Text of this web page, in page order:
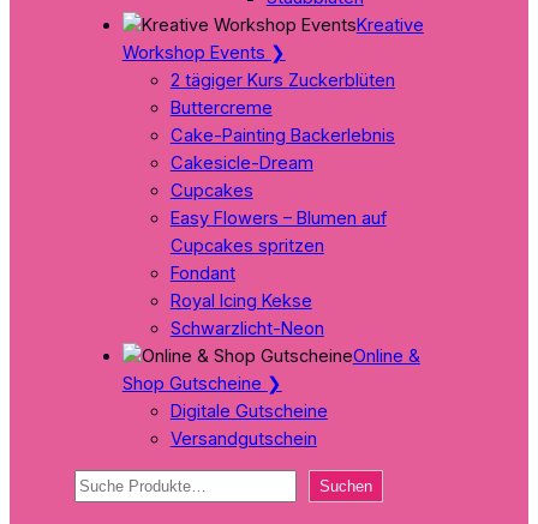
Kreative
Workshop Events ❯
2 tägiger Kurs Zuckerblüten
Buttercreme
Cake-Painting Backerlebnis
Cakesicle-Dream
Cupcakes
Easy Flowers – Blumen auf
Cupcakes spritzen
Fondant
Royal Icing Kekse
Schwarzlicht-Neon
Online &
Shop Gutscheine ❯
Digitale Gutscheine
Versandgutschein
Suchen Suchen